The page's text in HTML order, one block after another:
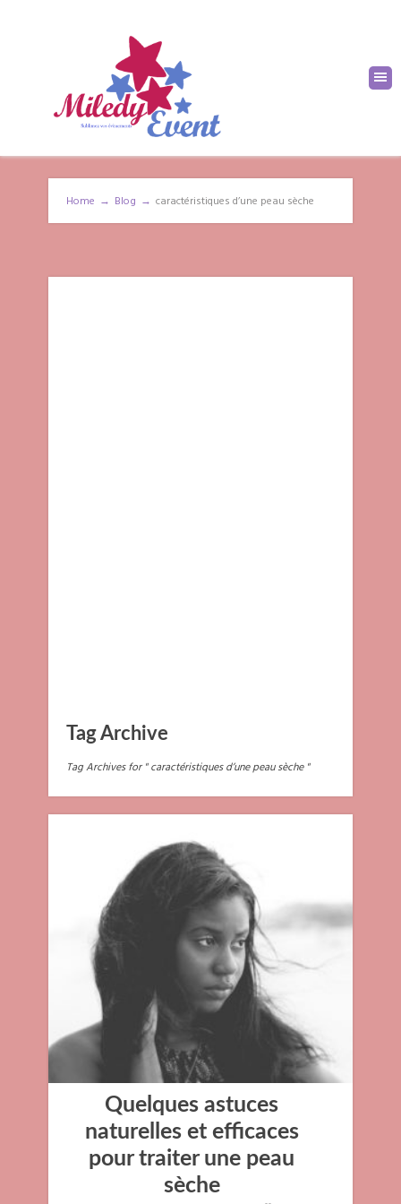
Home → Blog → caractéristiques d’une peau sèche
Tag Archive
Tag Archives for " caractéristiques d’une peau sèche "
Quelques astuces
naturelles et efficaces
pour traiter une peau
sèche